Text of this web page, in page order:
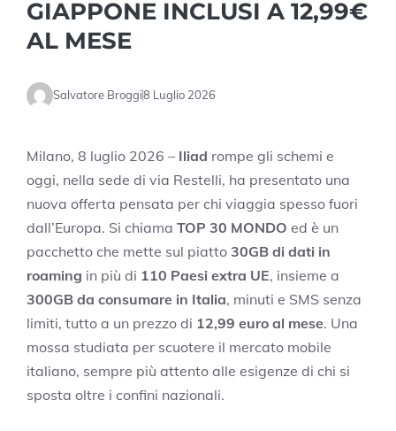
GIAPPONE INCLUSI A 12,99€
AL MESE
Salvatore Broggi8 Luglio 2026
Milano, 8 luglio 2026 – Iliad rompe gli schemi e
oggi, nella sede di via Restelli, ha presentato una
nuova offerta pensata per chi viaggia spesso fuori
dall’Europa. Si chiama TOP 30 MONDO ed è un
pacchetto che mette sul piatto 30GB di dati in
roaming in più di 110 Paesi extra UE, insieme a
300GB da consumare in Italia, minuti e SMS senza
limiti, tutto a un prezzo di 12,99 euro al mese. Una
mossa studiata per scuotere il mercato mobile
italiano, sempre più attento alle esigenze di chi si
sposta oltre i confini nazionali.